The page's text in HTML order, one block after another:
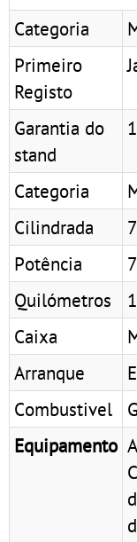
Categoria
Primeiro
Registo
Garantia do
stand
Categoria
Cilindrada
Potência
Quilómetros
Caixa
Arranque
Combustivel
Equipamento